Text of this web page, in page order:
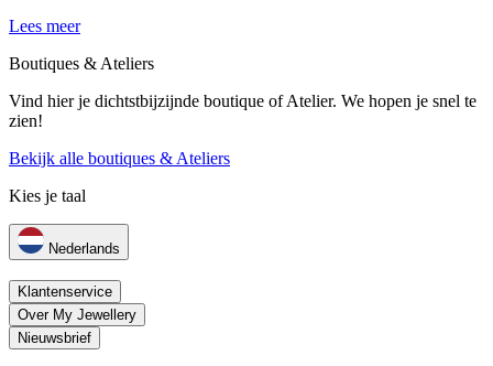
Lees meer
Boutiques & Ateliers
Vind hier je dichtstbijzijnde boutique of Atelier. We hopen je snel te
zien!
Bekijk alle boutiques & Ateliers
Kies je taal
Nederlands
Klantenservice
Over My Jewellery
Nieuwsbrief